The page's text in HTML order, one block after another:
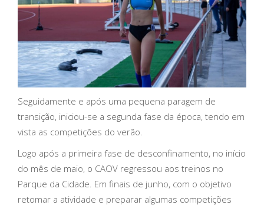
Seguidamente e após uma pequena paragem de
transição, iniciou-se a segunda fase da época, tendo em
vista as competições do verão.
Logo após a primeira fase de desconfinamento, no início
do mês de maio, o CAOV regressou aos treinos no
Parque da Cidade. Em finais de junho, com o objetivo
retomar a atividade e preparar algumas competições